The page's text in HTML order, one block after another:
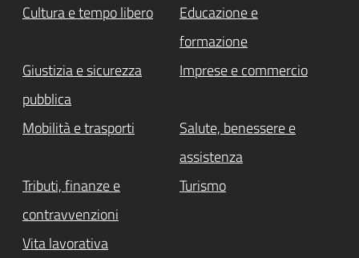
Cultura e tempo libero
Educazione e
formazione
Giustizia e sicurezza
pubblica
Imprese e commercio
Mobilità e trasporti
Salute, benessere e
assistenza
Tributi, finanze e
contravvenzioni
Turismo
Vita lavorativa